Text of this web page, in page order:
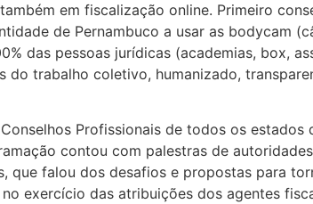
em fiscalização online. Primeiro
de Pernambuco a usar as bodycam
das pessoas jurídicas (academias, box,
do trabalho coletivo, humanizado,
Profissionais de todos os
contou com palestras de
que falou dos desafios e propostas para
exercício das atribuições dos agentes